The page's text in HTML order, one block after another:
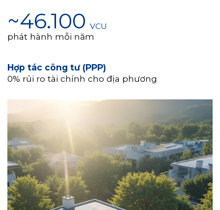
~46.100 VCU
phát hành mỗi năm
Hợp tác công tư (PPP)
0% rủi ro tài chính cho địa phương